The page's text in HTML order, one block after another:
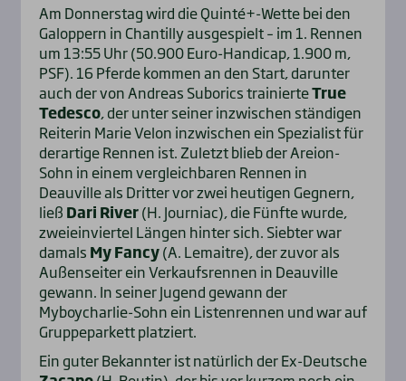
Am Donnerstag wird die Quinté+-Wette bei den
Galoppern in Chantilly ausgespielt – im 1. Rennen
um 13:55 Uhr (50.900 Euro-Handicap, 1.900 m,
PSF). 16 Pferde kommen an den Start, darunter
auch der von Andreas Suborics trainierteTrue
Tedesco, der unter seiner inzwischen ständigen
Reiterin Marie Velon inzwischen ein Spezialist für
derartige Rennen ist. Zuletzt blieb der Areion-
Sohn in einem vergleichbaren Rennen in
Deauville als Dritter vor zwei heutigen Gegnern,
ließ Dari River(H. Journiac), die Fünfte wurde,
zweieinviertel Längen hinter sich. Siebter war
damals My Fancy(A. Lemaitre), der zuvor als
Außenseiter ein Verkaufsrennen in Deauville
gewann. In seiner Jugend gewann der
Myboycharlie-Sohn ein Listenrennen und war auf
Gruppeparkett platziert.
Ein guter Bekannter ist natürlich der Ex-Deutsche